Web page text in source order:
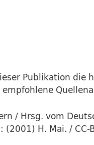
Publikation die
/ Hrsg. vom
H. Mai. / CC-